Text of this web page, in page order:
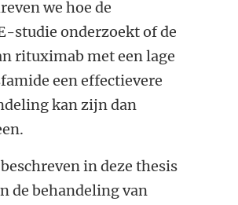
we hoe de
studie onderzoekt of de
rituximab met een lage
een effectievere
kan zijn dan
in deze thesis
de behandeling van